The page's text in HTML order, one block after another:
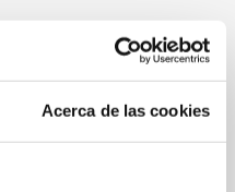
Acerca de las cookies